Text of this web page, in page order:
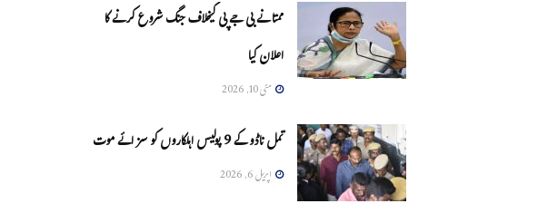
ممتا نے بی جے پی کیخلاف جنگ شروع کرنے کا
اعلان کیا
مئی 10, 2026
تمل ناڈو کے 9 پولیس اہلکاروں کو سزائے موت
اپریل 6, 2026